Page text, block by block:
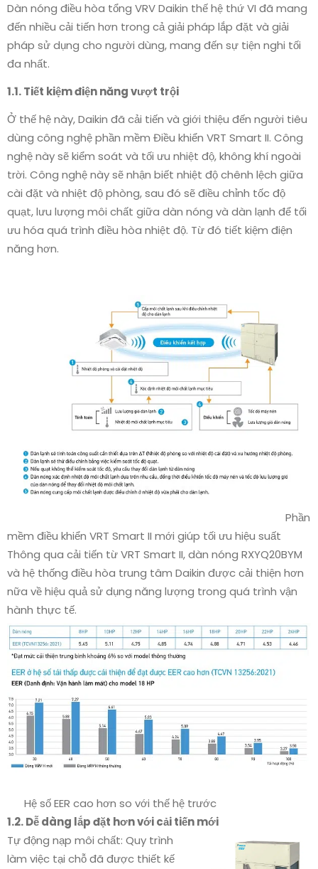
Dàn nóng điều hòa tổng VRV Daikin thế hệ thứ VI đã mang
đến nhiều cải tiến hơn trong cả giải pháp lắp đặt và giải
pháp sử dụng cho người dùng, mang đến sự tiện nghi tối
đa nhất.
1.1. Tiết kiệm điện năng vượt trội
Ở thế hệ này, Daikin đã cải tiến và giới thiệu đến người tiêu
dùng công nghệ phần mềm Điều khiển VRT Smart II. Công
nghệ này sẽ kiểm soát và tối ưu nhiệt độ, không khí ngoài
trời. Công nghệ này sẽ nhận biết nhiệt độ chênh lệch giữa
cài đặt và nhiệt độ phòng, sau đó sẽ điều chỉnh tốc độ
quạt, lưu lượng môi chất giữa dàn nóng và dàn lạnh để tối
ưu hóa quá trình điều hòa nhiệt độ. Từ đó tiết kiệm điện
năng hơn.
Phần
mềm điều khiển VRT Smart II mới giúp tối ưu hiệu suất
Thông qua cải tiến từ VRT Smart II, dàn nóng RXYQ20BYM
và hệ thống điều hòa trung tâm Daikin được cải thiện hơn
nữa về hiệu quả sử dụng năng lượng trong quá trình vận
hành thực tế.
Hệ số EER cao hơn so với thế hệ trước
1.2. Dễ dàng lắp đặt hơn với cải tiến mới
Tự động nạp môi chất: Quy trình
làm việc tại chỗ đã được thiết kế